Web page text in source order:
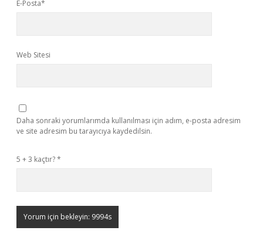
E-Posta*
Web Sitesi
Daha sonraki yorumlarımda kullanılması için adım, e-posta adresim
ve site adresim bu tarayıcıya kaydedilsin.
5 + 3 kaçtır?*